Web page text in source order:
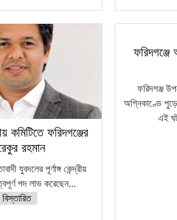
কমিটিতে ফরিদগঞ্জের
রহমান
যুবদলের পূর্ণাঙ্গ কেন্দ্রীয়
পদ লাভ করেছেন...
বিস্তারিত
ফরিদগঞ্জ
অগ্নিকাণ্ডে
এই